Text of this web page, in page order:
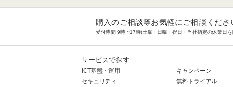
購入のご相談等お気軽にご相談くださ
受付時間 9時 ~17時(土曜・日曜・祝日・当社指定の休業日を
サービスで探す
ICT基盤・運用
セキュリティ
キャンペーン
無料トライアル